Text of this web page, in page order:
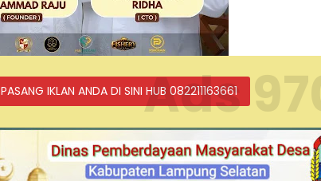
PASANG IKLAN ANDA DI SINI HUB 082211163661
Ads